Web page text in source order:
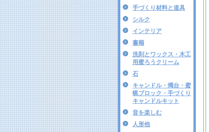
手づくり材料と道具
シルク
インテリア
書籍
洗剤とワックス・木工
用蜜ろうクリーム
石
キャンドル・燭台・蜜
蝋ブロック・手づくり
キャンドルキット
音を楽しむ
人形他